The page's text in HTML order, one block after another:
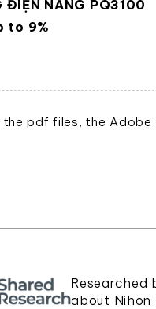
ĐIỆN NĂNG PQ3100
to 9%
the pdf files, the Adobe
Researched
about Nihon